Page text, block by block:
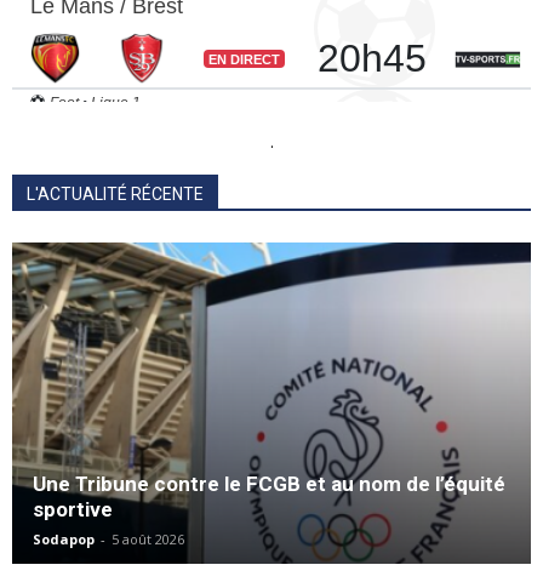
.
L'ACTUALITÉ RÉCENTE
Une Tribune contre le FCGB et au nom de l’équité
sportive
Sodapop - 5 août 2026